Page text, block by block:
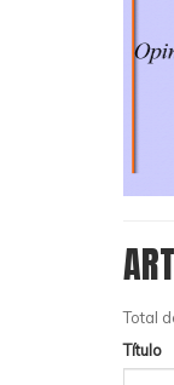
Total
Título